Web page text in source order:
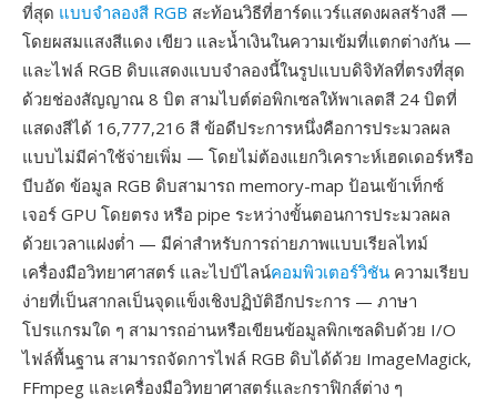
ที่สุด แบบจำลองสี RGB สะท้อนวิธีที่ฮาร์ดแวร์แสดงผลสร้างสี —
โดยผสมแสงสีแดง เขียว และน้ำเงินในความเข้มที่แตกต่างกัน —
และไฟล์ RGB ดิบแสดงแบบจำลองนี้ในรูปแบบดิจิทัลที่ตรงที่สุด
ด้วยช่องสัญญาณ 8 บิต สามไบต์ต่อพิกเซลให้พาเลตสี 24 บิตที่
แสดงสีได้ 16,777,216 สี ข้อดีประการหนึ่งคือการประมวลผล
แบบไม่มีค่าใช้จ่ายเพิ่ม — โดยไม่ต้องแยกวิเคราะห์เฮดเดอร์หรือ
บีบอัด ข้อมูล RGB ดิบสามารถ memory-map ป้อนเข้าเท็กซ์
เจอร์ GPU โดยตรง หรือ pipe ระหว่างขั้นตอนการประมวลผล
ด้วยเวลาแฝงต่ำ — มีค่าสำหรับการถ่ายภาพแบบเรียลไทม์
เครื่องมือวิทยาศาสตร์ และไปป์ไลน์คอมพิวเตอร์วิชัน ความเรียบ
ง่ายที่เป็นสากลเป็นจุดแข็งเชิงปฏิบัติอีกประการ — ภาษา
โปรแกรมใด ๆ สามารถอ่านหรือเขียนข้อมูลพิกเซลดิบด้วย I/O
ไฟล์พื้นฐาน สามารถจัดการไฟล์ RGB ดิบได้ด้วย ImageMagick,
FFmpeg และเครื่องมือวิทยาศาสตร์และกราฟิกส์ต่าง ๆ